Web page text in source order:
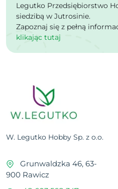
Legutko Przedsiębiorstwo
siedzibą w Jutrosinie.
Zapoznaj się z pełną
klikając tutaj
W. Legutko Hobby Sp. z o.o.
Grunwaldzka 46, 63-
900 Rawicz